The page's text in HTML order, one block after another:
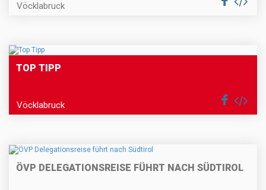
Vöcklabruck
TOP TIPP
Vöcklabruck
ÖVP DELEGATIONSREISE FÜHRT NACH SÜDTIROL